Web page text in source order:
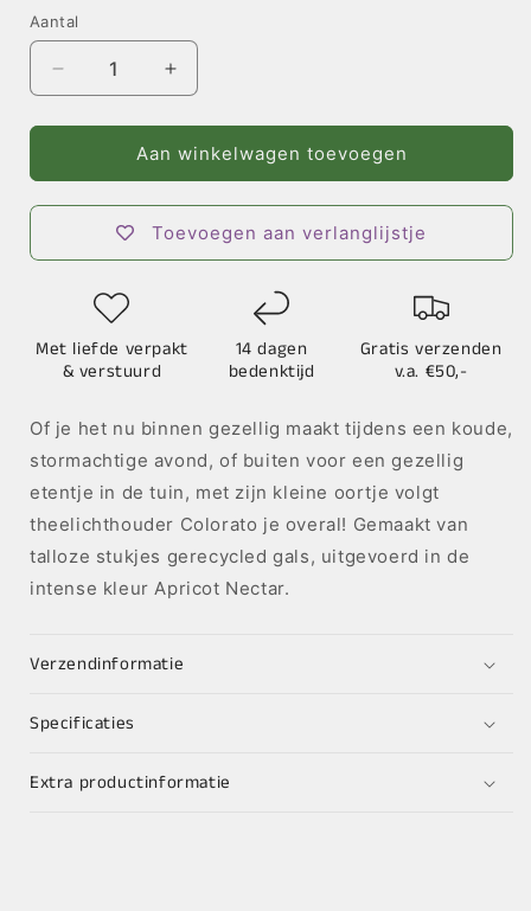
Aantal
Aantal
verlagen
voor
Theelichthouder
Colorato
Aantal
verhogen
voor
Theelichthouder
Colorato
Aan winkelwagen toevoegen
Toevoegen aan verlanglijstje
Met liefde verpakt
& verstuurd
14 dagen
bedenktijd
Gratis verzenden
v.a. €50,-
Of je het nu binnen gezellig maakt tijdens een koude,
stormachtige avond, of buiten voor een gezellig
etentje in de tuin, met zijn kleine oortje volgt
theelichthouder Colorato je overal! Gemaakt van
talloze stukjes gerecycled gals, uitgevoerd in de
intense kleur Apricot Nectar.
Verzendinformatie
Specificaties
Extra productinformatie